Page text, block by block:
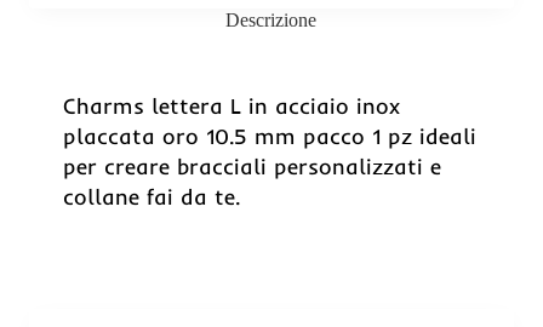
Descrizione
Charms lettera L in acciaio inox
placcata oro 10.5 mm pacco 1 pz ideali
per creare bracciali personalizzati e
collane fai da te.